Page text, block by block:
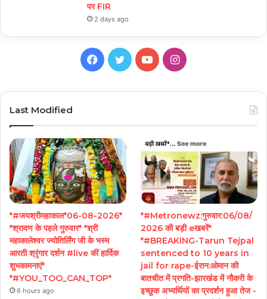
पर FIR
2 days ago
Facebook
TwitterYouTubeInstagram
Last Modified
*#जयश्रीमहाकाल*06-08-2026*
*श्रावण के पहले गुरुवार* *श्री
महाकालेश्वर ज्योतिर्लिंग जी के भस्म
आरती श्रृंगार दर्शन #live कीं हार्दिक
शुभकामनाएं*
*#YOU_TOO_CAN_TOP*
6 hours ago
*#Metronewz:गुरुवार:06/08/
2026 की बड़ी eखबरें*
*#BREAKING-Tarun Tejpal
sentenced to 10 years in
jail for rape-ईरान:ओमान की
बातचीत में प्रगति-झारखंड में नौकरी के
इच्छुक अभ्यर्थियों का प्रदर्शन हुआ तेज -